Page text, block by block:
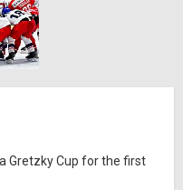
Gretzky Cup for the first